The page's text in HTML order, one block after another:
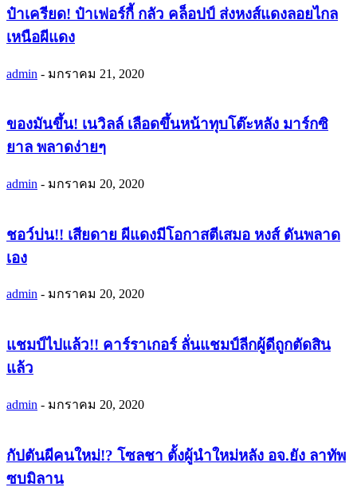
ป๋าเครียด! ป๋าเฟอร์กี้ กลัว คล็อปป์ ส่งหงส์แดงลอยไกล
เหนือผีแดง
admin - มกราคม 21, 2020
ของมันขึ้น! เนวิลล์ เลือดขึ้นหน้าทุบโต๊ะหลัง มาร์กซิ
ยาล พลาดง่ายๆ
admin - มกราคม 20, 2020
ชอว์บ่น!! เสียดาย ผีแดงมีโอกาสตีเสมอ หงส์ ดันพลาด
เอง
admin - มกราคม 20, 2020
แชมป์ไปแล้ว!! คาร์ราเกอร์ ลั่นแชมป์ลีกผู้ดีถูกตัดสิน
แล้ว
admin - มกราคม 20, 2020
กัปตันผีคนใหม่!? โซลชา ตั้งผู้นำใหม่หลัง อจ.ยัง ลาทัพ
ซบมิลาน